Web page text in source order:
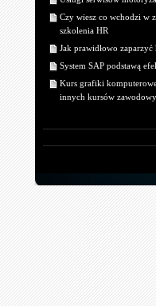
Czy wiesz co wchodzi w
szkolenia HR
Jak prawidłowo zaparzyć
System SAP podstawą
Kurs grafiki
innych kursów